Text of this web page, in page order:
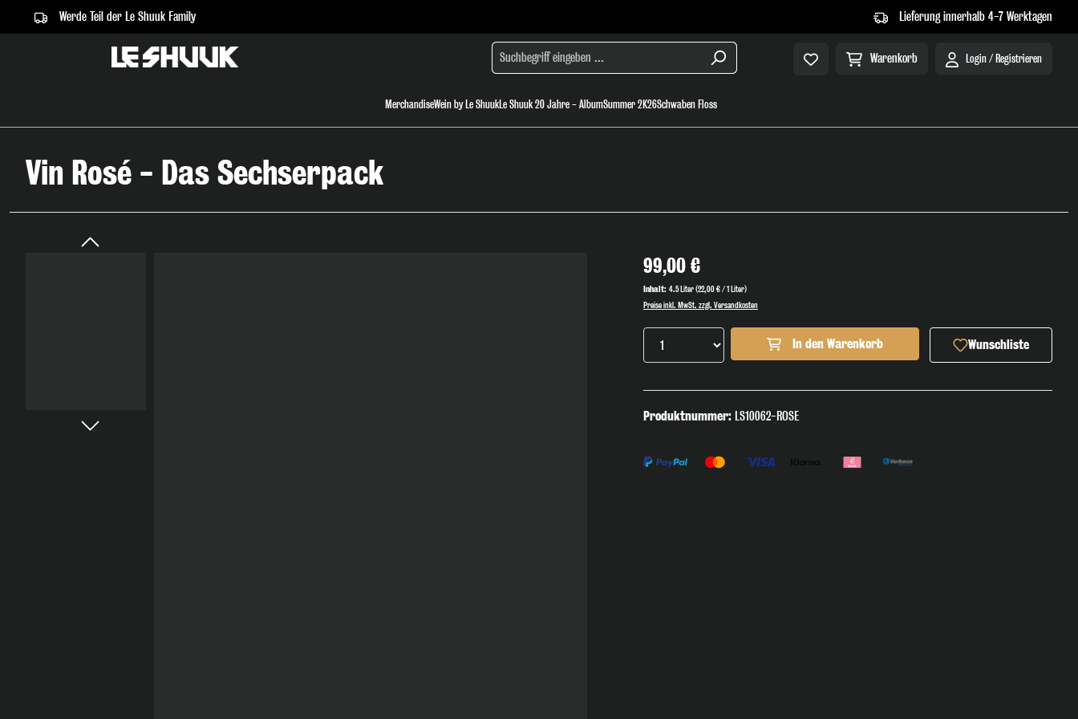
Zur Hauptnavigation springen
Werde Teil der Le Shuuk Family Lieferung innerhalb 4-7 Werktagen
Warenkorb Login / Registrieren
Merchandise
Accessoires
Wein by Le Shuuk Le Shuuk 20 Jahre - AlbumSummer 2K26Schwaben Floss
Vin Rosé - Das Sechserpack
99,00 €
Inhalt: 4.5 Liter(22,00 € / 1 Liter)
Preise inkl. MwSt. zzgl. Versandkosten
Produkt Anzahl: Gib den gewünschten Wert ein oder benutze die
In den Warenkorb Wunschliste
Produktnummer: LS10062-ROSE